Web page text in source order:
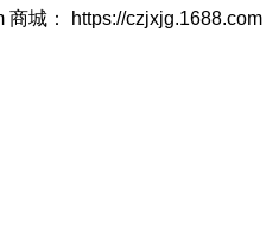
商城： https://czjxjg.1688.com